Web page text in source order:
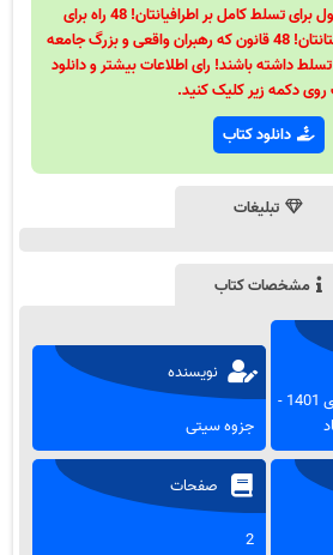
48 قانون قدرت! 48 فرمول برای تسلط کامل بر اطرافیانتان! 48 راه برای
رهبری گروه، جمع و زیر دستانتان! 48 قانون که رهبران واقعی و بزرگ جامعه
داشته باشند! رای اطلاعات بیشتر و دانلود
روی دکمه زیر کلیک کنید.
دانلود کتاب
تبلیغات
مشخصات کتاب
نمونه سوال امتحانی املا دی 1401 -
نویسنده
جزوه سیتی
صفحات
2